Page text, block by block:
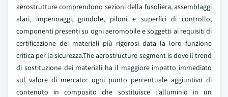
aerostrutture comprendono sezioni della fusoliera, assemblaggi
alari, impennaggi, gondole, piloni e superfici di controllo,
componenti presenti su ogni aeromobile e soggetti ai requisiti di
certificazione dei materiali più rigorosi data la loro funzione
critica per la sicurezza.The aerostructure segment is dove il trend
di sostituzione dei materiali ha il maggiore impatto immediato
sul valore di mercato: ogni punto percentuale aggiuntivo di
contenuto in composito che sostituisce l'alluminio in un